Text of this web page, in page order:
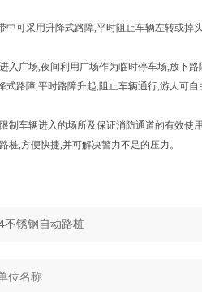
中可采用升降式路障,平时阻止车辆左转或掉
入广场,夜间利用广场作为临时停车场,放下路
式路障,平时路障升起,阻止车辆通行,游人可自
制车辆进入的场所及保证消防通道的有效使用
桩,方便快捷,并可解决警力不足的压力。